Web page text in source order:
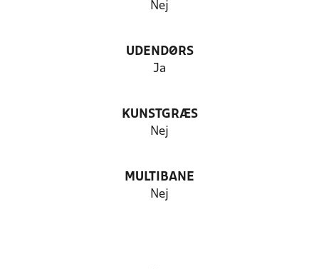
Nej
UDENDØRS
Ja
KUNSTGRÆS
Nej
MULTIBANE
Nej